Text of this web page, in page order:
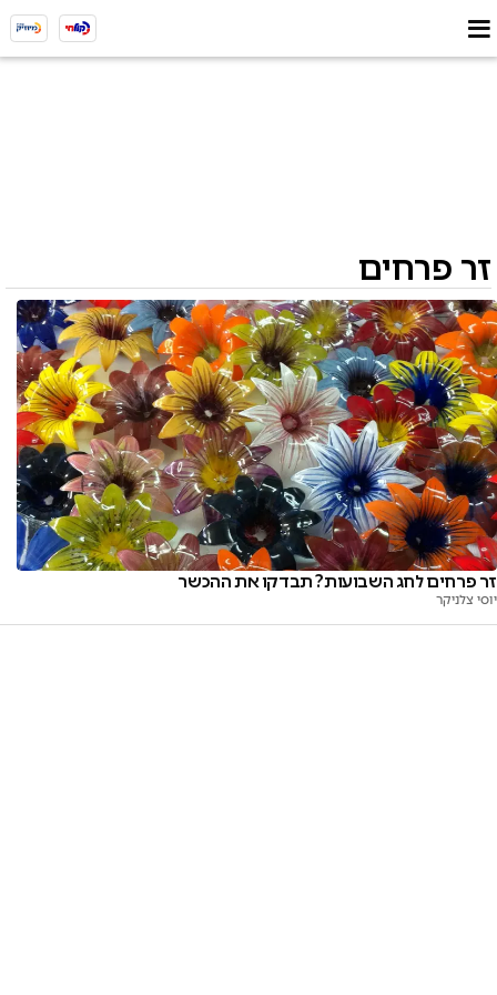
זר פרחים
זר פרחים לחג השבועות? תבדקו את ההכשר
יוסי צלניקר